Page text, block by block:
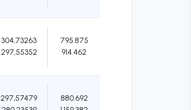
304,73263
297,55352
795.875
914.462
297,57479
880.692